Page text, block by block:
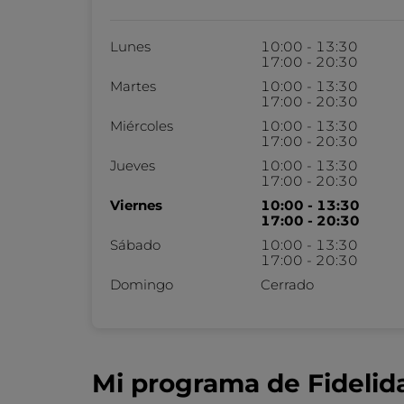
Lunes
10:00 - 13:30
17:00 - 20:30
Martes
10:00 - 13:30
17:00 - 20:30
Miércoles
10:00 - 13:30
17:00 - 20:30
Jueves
10:00 - 13:30
17:00 - 20:30
Viernes
10:00 - 13:30
17:00 - 20:30
Sábado
10:00 - 13:30
17:00 - 20:30
Domingo
Cerrado
Mi programa de